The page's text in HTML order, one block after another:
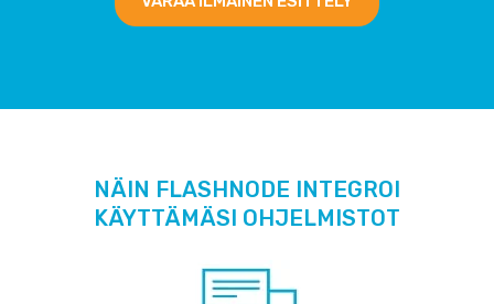
NÄIN FLASHNODE INTEGROI
KÄYTTÄMÄSI OHJELMISTOT